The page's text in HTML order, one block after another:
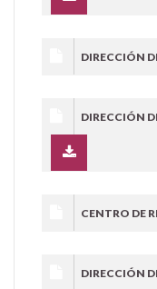
DIRECCIÓN
DIRECCIÓN
CENTRO DE
DIRECCIÓN